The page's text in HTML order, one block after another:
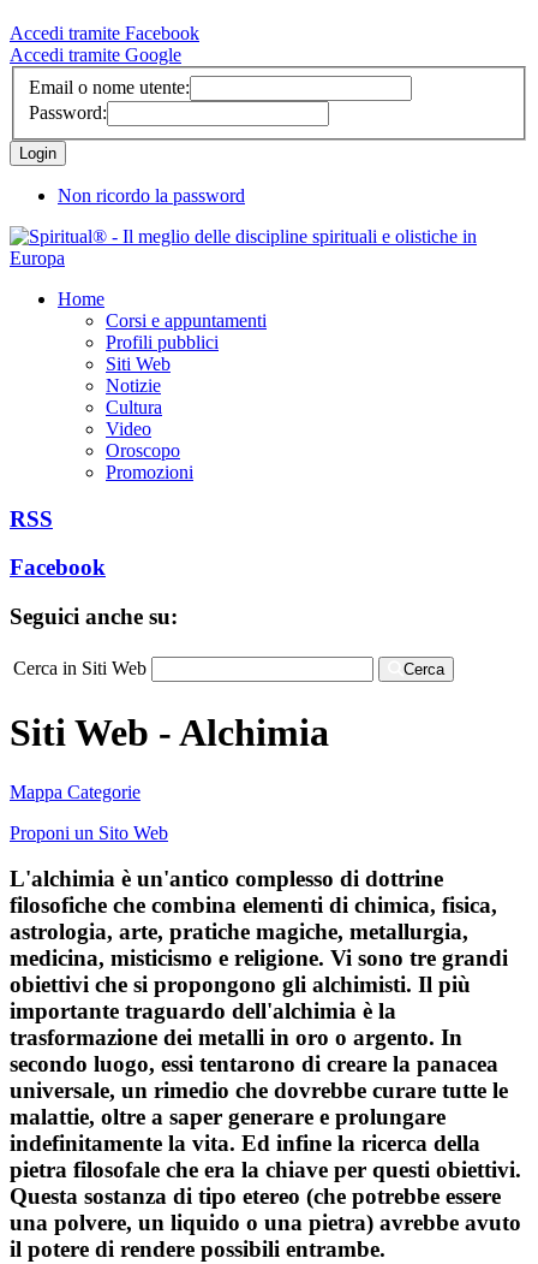
Accedi tramite Facebook
Accedi tramite Google
Email o nome utente:
Password:
Non ricordo la password
Home
Corsi e appuntamenti
Profili pubblici
Siti Web
Notizie
Cultura
Video
Oroscopo
Promozioni
RSS
Facebook
Seguici anche su:
Cerca in Siti Web Cerca
Siti Web - Alchimia
Mappa Categorie
Proponi un Sito Web
L'alchimia è un'antico complesso di dottrine
filosofiche che combina elementi di chimica, fisica,
astrologia, arte, pratiche magiche, metallurgia,
medicina, misticismo e religione. Vi sono tre grandi
obiettivi che si propongono gli alchimisti. Il più
importante traguardo dell'alchimia è la
trasformazione dei metalli in oro o argento. In
secondo luogo, essi tentarono di creare la panacea
universale, un rimedio che dovrebbe curare tutte le
malattie, oltre a saper generare e prolungare
indefinitamente la vita. Ed infine la ricerca della
pietra filosofale che era la chiave per questi obiettivi.
Questa sostanza di tipo etereo (che potrebbe essere
una polvere, un liquido o una pietra) avrebbe avuto
il potere di rendere possibili entrambe.